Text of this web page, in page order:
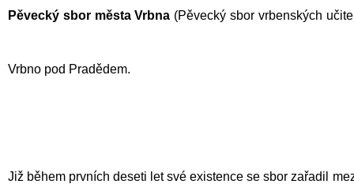
Pěvecký sbor města Vrbna (Pěvecký sbor vrbenských
Vrbno pod Pradědem.
Již během prvních deseti let své existence se sbor zařadil